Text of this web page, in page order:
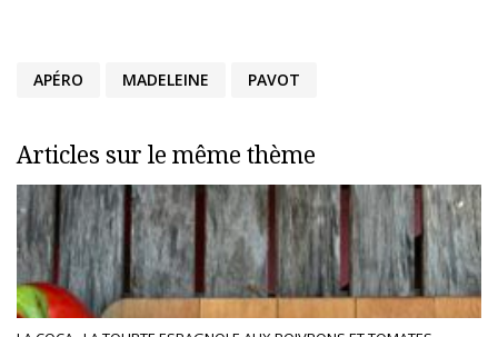
APÉRO MADELEINE PAVOT
Articles sur le même thème